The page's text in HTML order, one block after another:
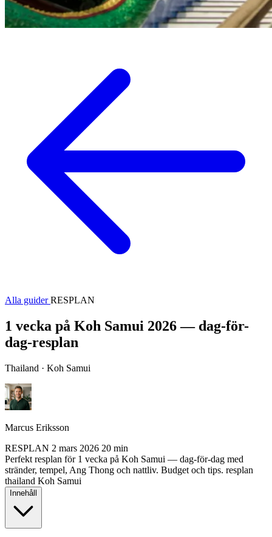
Alla guiderRESPLAN
1 vecka på Koh Samui 2026 — dag-för-
dag-resplan
Thailand · Koh Samui
Marcus Eriksson
RESPLAN 2 mars 2026 20 min
Perfekt resplan för 1 vecka på Koh Samui — dag-för-dag med
stränder, tempel, Ang Thong och nattliv. Budget och tips. resplan
thailand Koh Samui
Innehåll